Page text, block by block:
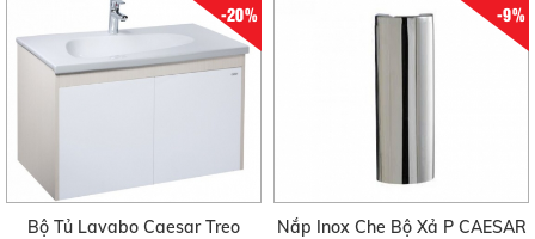
-20%
Bộ Tủ Lavabo Caesar Treo
-9%
Nắp Inox Che Bộ Xả P CAESAR